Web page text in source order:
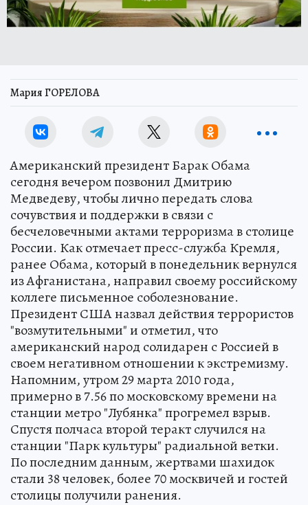
Мария ГОРЕЛОВА
Американский президент Барак Обама
сегодня вечером позвонил Дмитрию
Медведеву, чтобы лично передать слова
сочувствия и поддержки в связи с
бесчеловечными актами терроризма в столице
России. Как отмечает пресс-служба Кремля,
ранее Обама, который в понедельник вернулся
из Афганистана, направил своему российскому
коллеге письменное соболезнование.
Президент США назвал действия террористов
"возмутительными" и отметил, что
американский народ солидарен с Россией в
своем негативном отношении к экстремизму.
Напомним, утром 29 марта 2010 года,
примерно в 7.56 по московскому времени на
станции метро "Лубянка" прогремел взрыв.
Спустя полчаса второй теракт случился на
станции "Парк культуры" радиальной ветки.
По последним данным, жертвами шахидок
стали 38 человек, более 70 москвичей и гостей
столицы получили ранения.